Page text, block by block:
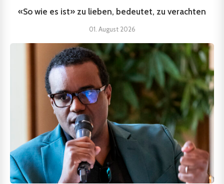
«So wie es ist» zu lieben, bedeutet, zu verachten
01. August 2026